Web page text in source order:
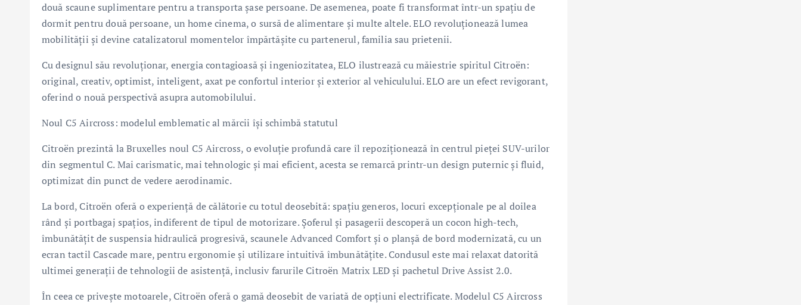
două scaune suplimentare pentru a transporta șase persoane. De asemenea, poate fi transformat într-un spațiu de
dormit pentru două persoane, un home cinema, o sursă de alimentare și multe altele. ELO revoluționează lumea
mobilității și devine catalizatorul momentelor împărtășite cu partenerul, familia sau prietenii.
Cu designul său revoluționar, energia contagioasă și ingeniozitatea, ELO ilustrează cu măiestrie spiritul Citroën:
original, creativ, optimist, inteligent, axat pe confortul interior și exterior al vehiculului. ELO are un efect revigorant,
oferind o nouă perspectivă asupra automobilului.
Noul C5 Aircross: modelul emblematic al mărcii își schimbă statutul
Citroën prezintă la Bruxelles noul C5 Aircross, o evoluție profundă care îl repoziționează în centrul pieței SUV-urilor
din segmentul C. Mai carismatic, mai tehnologic și mai eficient, acesta se remarcă printr-un design puternic și fluid,
optimizat din punct de vedere aerodinamic.
La bord, Citroën oferă o experiență de călătorie cu totul deosebită: spațiu generos, locuri excepționale pe al doilea
rând și portbagaj spațios, indiferent de tipul de motorizare. Șoferul și pasagerii descoperă un cocon high-tech,
îmbunătățit de suspensia hidraulică progresivă, scaunele Advanced Comfort și o planșă de bord modernizată, cu un
ecran tactil Cascade mare, pentru ergonomie și utilizare intuitivă îmbunătățite. Condusul este mai relaxat datorită
ultimei generații de tehnologii de asistență, inclusiv farurile Citroën Matrix LED și pachetul Drive Assist 2.0.
În ceea ce privește motoarele, Citroën oferă o gamă deosebit de variată de opțiuni electrificate. Modelul C5 Aircross